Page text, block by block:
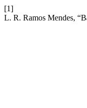
[1]
L. R. Ramos Mendes,